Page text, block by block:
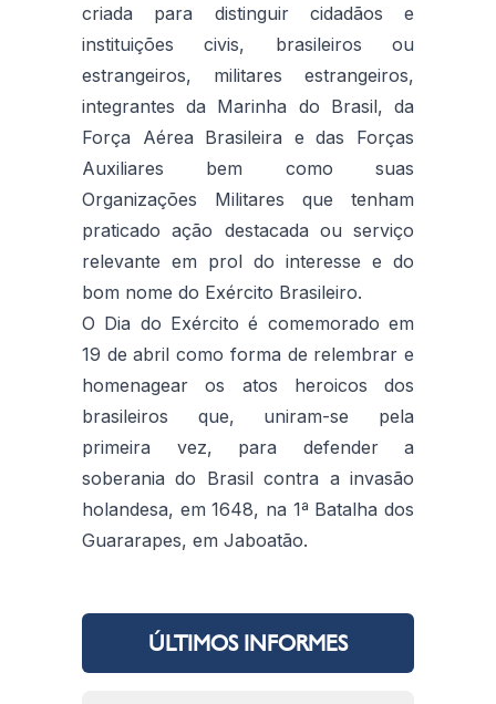
criada para distinguir cidadãos e
instituições civis, brasileiros ou
estrangeiros, militares estrangeiros,
integrantes da Marinha do Brasil, da
Força Aérea Brasileira e das Forças
Auxiliares bem como suas
Organizações Militares que tenham
praticado ação destacada ou serviço
relevante em prol do interesse e do
bom nome do Exército Brasileiro.
O Dia do Exército é comemorado em
19 de abril como forma de relembrar e
homenagear os atos heroicos dos
brasileiros que, uniram-se pela
primeira vez, para defender a
soberania do Brasil contra a invasão
holandesa, em 1648, na 1ª Batalha dos
Guararapes, em Jaboatão.
ÚLTIMOS INFORMES